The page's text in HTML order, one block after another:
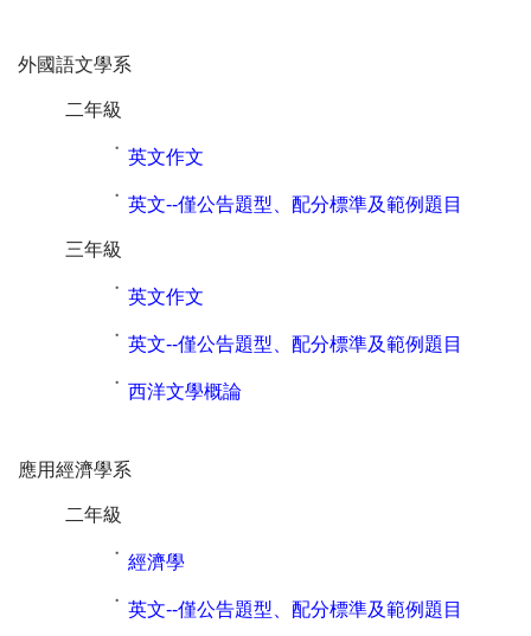
外國語文學系
二年級
˙ 英文作文
˙ 英文--僅公告題型、配分標準及範例題目
三年級
˙ 英文作文
˙ 英文--僅公告題型、配分標準及範例題目
˙ 西洋文學概論
應用經濟學系
二年級
˙ 經濟學
˙ 英文--僅公告題型、配分標準及範例題目